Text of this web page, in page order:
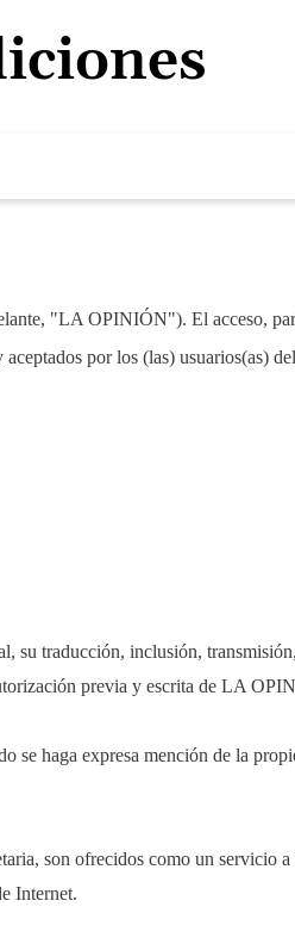
"LA OPINIÓN"). El acceso,
por los (las) usuarios(as)
traducción, inclusión,
previa y escrita de LA
se haga expresa mención de la
son ofrecidos como un servicio
Internet.